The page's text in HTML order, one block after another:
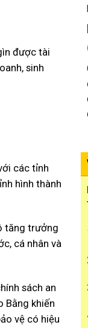
được tài
sinh
các tỉnh
hình thành
tăng trưởng
cá nhân và
sách an
Bằng khiến
vệ có hiệu